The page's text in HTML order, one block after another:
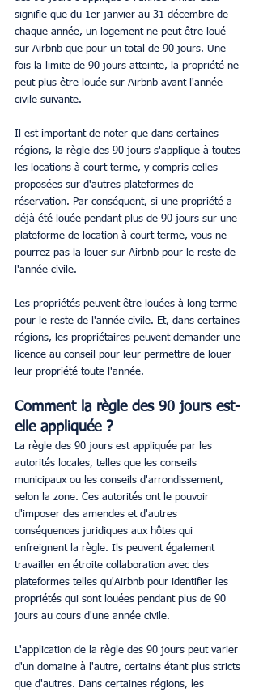
signifie que du 1er janvier au 31 décembre de
chaque année, un logement ne peut être loué
sur Airbnb que pour un total de 90 jours. Une
fois la limite de 90 jours atteinte, la propriété ne
peut plus être louée sur Airbnb avant l'année
civile suivante.
Il est important de noter que dans certaines
régions, la règle des 90 jours s'applique à toutes
les locations à court terme, y compris celles
proposées sur d'autres plateformes de
réservation. Par conséquent, si une propriété a
déjà été louée pendant plus de 90 jours sur une
plateforme de location à court terme, vous ne
pourrez pas la louer sur Airbnb pour le reste de
l'année civile.
Les propriétés peuvent être louées à long terme
pour le reste de l'année civile. Et, dans certaines
régions, les propriétaires peuvent demander une
licence au conseil pour leur permettre de louer
leur propriété toute l'année.
Comment la règle des 90 jours est-
elle appliquée ?
La règle des 90 jours est appliquée par les
autorités locales, telles que les conseils
municipaux ou les conseils d'arrondissement,
selon la zone. Ces autorités ont le pouvoir
d'imposer des amendes et d'autres
conséquences juridiques aux hôtes qui
enfreignent la règle. Ils peuvent également
travailler en étroite collaboration avec des
plateformes telles qu'Airbnb pour identifier les
propriétés qui sont louées pendant plus de 90
jours au cours d'une année civile.
L'application de la règle des 90 jours peut varier
d'un domaine à l'autre, certains étant plus stricts
que d'autres. Dans certaines régions, les